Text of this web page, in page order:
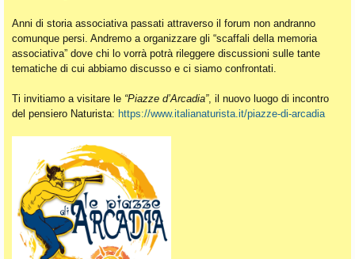
Anni di storia associativa passati attraverso il forum non andranno
comunque persi. Andremo a organizzare gli “scaffali della memoria
associativa” dove chi lo vorrà potrà rileggere discussioni sulle tante
tematiche di cui abbiamo discusso e ci siamo confrontati.
Ti invitiamo a visitare le “Piazze d’Arcadia”, il nuovo luogo di incontro
del pensiero Naturista: https://www.italianaturista.it/piazze-di-arcadia